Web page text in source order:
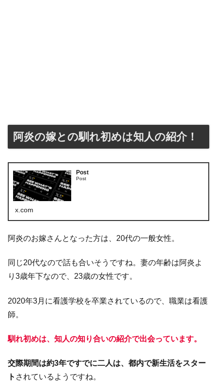
阿炎の嫁との馴れ初めは知人の紹介！
Post
Post
x.com
阿炎のお嫁さんとなった方は、20代の一般女性。
同じ20代なので話も合いそうですね。妻の年齢は阿炎よ
り3歳年下なので、23歳の女性です。
2020年3月に看護学校を卒業されているので、職業は看護
師。
馴れ初めは、知人の知り合いの紹介で出会っています。
交際期間は約3年ですでに二人は、都内で新生活をスター
ト されているようですね。